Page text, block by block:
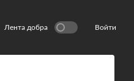
Лента добра Войти